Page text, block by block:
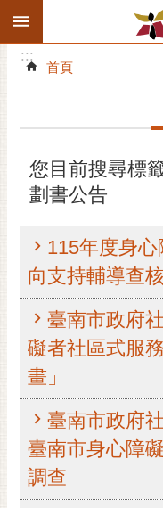
跳到主要內容區塊
搜
階
精彩府城
市府動態
市府團隊
主題服務
市政資訊
市民互動
偉
哲
螢
:::
:::
首頁
您目前搜尋標
劃書公告
115年度身
向支持輔導查
臺南市政府
礙者社區式服
畫」
臺南市政府
臺南市身心障
調查